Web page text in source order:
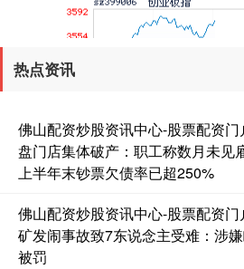
基金指数 7238.58
热点资讯
佛山配资炒股资讯中心-股票配资门
盘门店集体破产：职工称数月未见
上半年末钞票欠债率已超250%
佛山配资炒股资讯中心-股票配资
矿发闹事故致7东说念主受难：涉
被罚